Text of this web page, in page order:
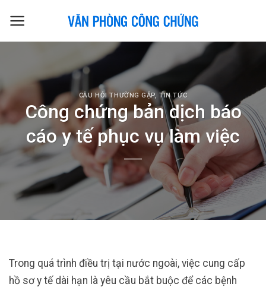
CÂU HỎI THƯỜNG GẶP,TIN TỨC
Công chứng bản dịch báo
cáo y tế phục vụ làm việc
Trong quá trình điều trị tại nước ngoài, việc cung cấp
hồ sơ y tế dài hạn là yêu cầu bắt buộc để các bệnh